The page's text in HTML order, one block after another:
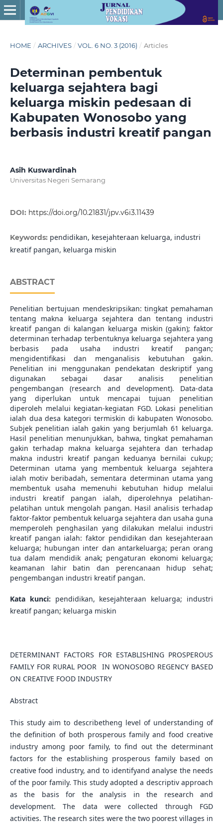
HOME / ARCHIVES / VOL. 6 NO. 3 (2016) / Articles
Determinan pembentuk
keluarga sejahtera bagi
keluarga miskin pedesaan di
Kabupaten Wonosobo yang
berbasis industri kreatif pangan
Asih Kuswardinah
Universitas Negeri Semarang
DOI: https://doi.org/10.21831/jpv.v6i3.11439
Keywords: pendidikan, kesejahteraan keluarga, industri
kreatif pangan, keluarga miskin
ABSTRACT
Penelitian bertujuan mendeskripsikan: tingkat pemahaman
tentang makna keluarga sejahtera dan tentang industri
kreatif pangan di kalangan keluarga miskin (gakin); faktor
determinan terhadap terbentuknya keluarga sejahtera yang
berbasis pada usaha industri kreatif pangan;
mengidentifikasi dan menganalisis kebutuhan gakin.
Penelitian ini menggunakan pendekatan deskriptif yang
digunakan sebagai dasar analisis penelitian
pengembangan (research and development). Data-data
yang diperlukan untuk mencapai tujuan penelitian
diperoleh melalui kegiatan-kegiatan FGD. Lokasi penelitian
ialah dua desa kategori termiskin di kabupaten Wonosobo.
Subjek penelitian ialah gakin yang berjumlah 61 keluarga.
Hasil penelitian menunjukkan, bahwa, tingkat pemahaman
gakin terhadap makna keluarga sejahtera dan terhadap
makna industri kreatif pangan keduanya bernilai cukup;
Determinan utama yang membentuk keluarga sejahtera
ialah motiv beribadah, sementara determinan utama yang
membentuk usaha memenuhi kebutuhan hidup melalui
industri kreatif pangan ialah, diperolehnya pelatihan-
pelatihan untuk mengolah pangan. Hasil analisis terhadap
faktor-faktor pembentuk keluarga sejahtera dan usaha guna
memperoleh penghasilan yang dilakukan melalui industri
kreatif pangan ialah: faktor pendidikan dan kesejahteraan
keluarga; hubungan inter dan antarkeluarga; peran orang
tua dalam mendidik anak; pengaturan ekonomi keluarga;
keamanan lahir batin dan perencanaan hidup sehat;
pengembangan industri kreatif pangan.
Kata kunci: pendidikan, kesejahteraan keluarga; industri
kreatif pangan; keluarga miskin
DETERMINANT FACTORS FOR ESTABLISHING PROSPEROUS
FAMILY FOR RURAL POOR IN WONOSOBO REGENCY BASED
ON CREATIVE FOOD INDUSTRY
Abstract
This study aim to describetheng level of understanding of
the definition of both prosperous family and food creative
industry among poor family, to find out the determinant
factors for the establishing prosperous family based on
creative food industry, and to identifyand analyse the needs
of the poor family. This study adopted a descriptiv approach
as the basis for the analysis in the research and
development. The data were collected through FGD
activities. The research sites were the two poorest villages in